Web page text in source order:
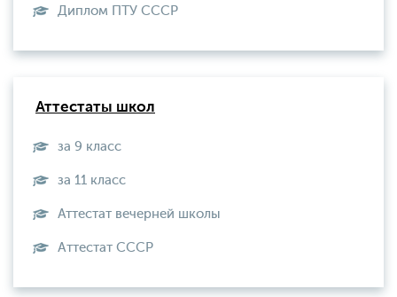
Диплом ПТУ СССР
Аттестаты школ
за 9 класс
за 11 класс
Аттестат вечерней школы
Aттестат СССР